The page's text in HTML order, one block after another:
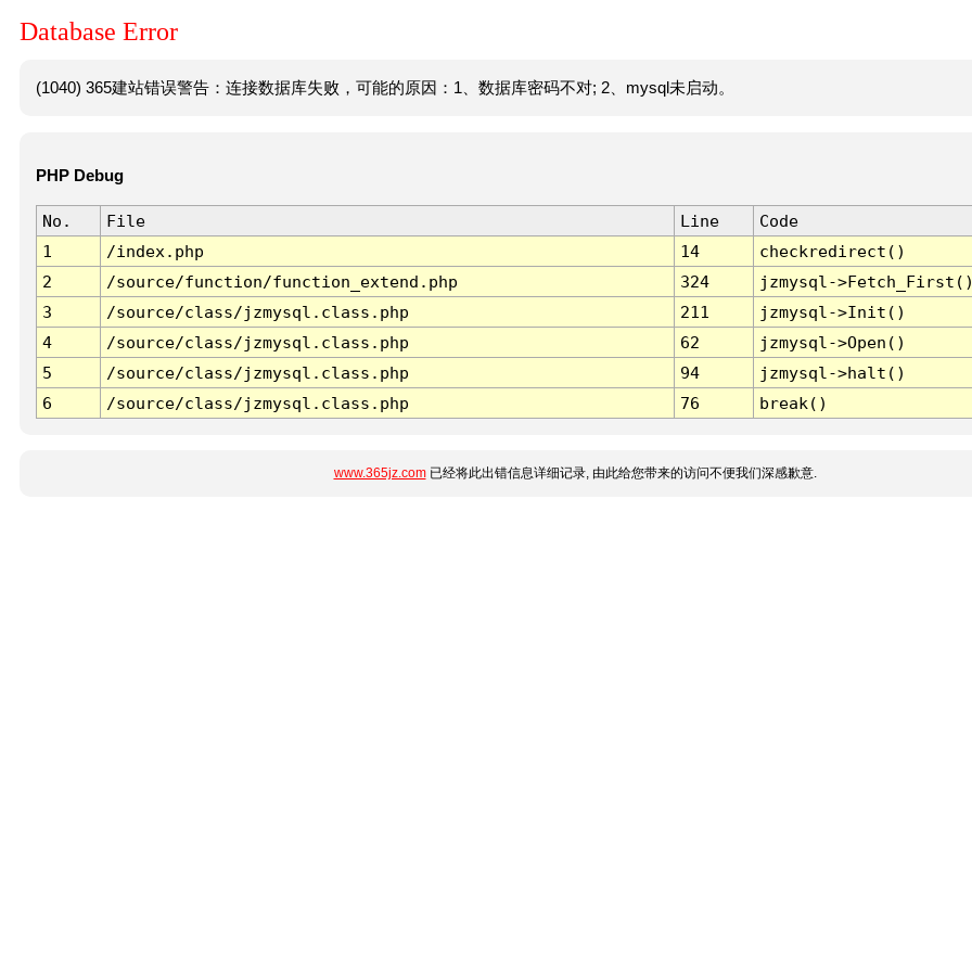
Database Error
(1040) 365建站错误警告：连接数据库失败，可能的原因：1、数据库密码不对; 2、mysql未启动。
PHP Debug
No. File Line
Code
1
/index.php 14
checkredirect()
2
/source/function/function_extend.php 324
jzmysql-
3
/source/class/jzmysql.class.php 211
jzmysql->Init()
4
/source/class/jzmysql.class.php 62
jzmysql->Open()
5
/source/class/jzmysql.class.php 94
jzmysql->halt()
6
/source/class/jzmysql.class.php 76 break()
www.365jz.com已经将此出错信息详细记录, 由此给您带来的访问不便我们深感歉意.